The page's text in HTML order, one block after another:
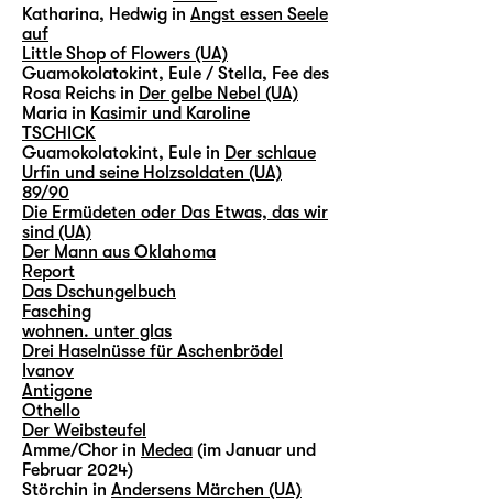
Katharina, Hedwig in Angst essen Seele
auf
Little Shop of Flowers (UA)
Guamokolatokint, Eule / Stella, Fee des
Rosa Reichs in Der gelbe Nebel (UA)
Maria in Kasimir und Karoline
TSCHICK
Guamokolatokint, Eule in Der schlaue
Urfin und seine Holzsoldaten (UA)
89/90
Die Ermüdeten oder Das Etwas, das wir
sind (UA)
Der Mann aus Oklahoma
Report
Das Dschungelbuch
Fasching
wohnen. unter glas
Drei Haselnüsse für Aschenbrödel
Ivanov
Antigone
Othello
Der Weibsteufel
Amme/Chor in Medea (im Januar und
Februar 2024)
Störchin in Andersens Märchen (UA)